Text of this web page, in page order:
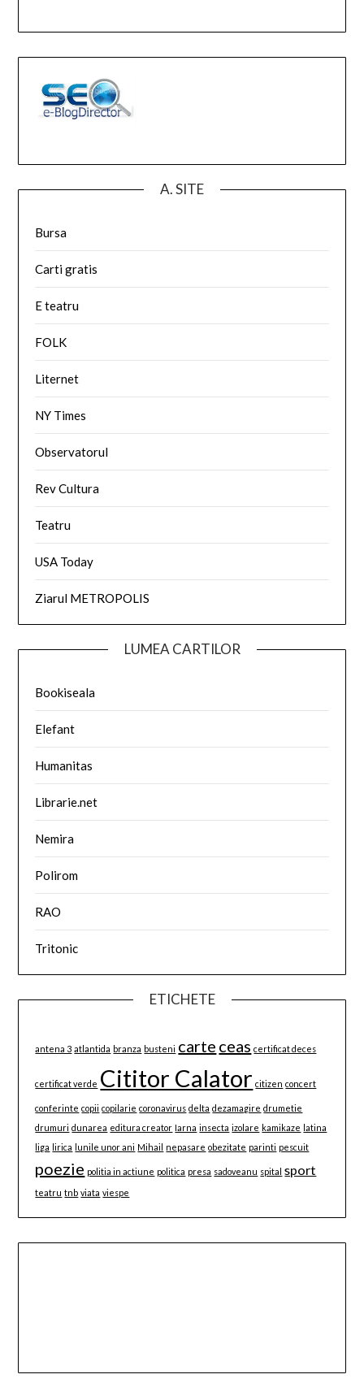
A. SITE
Bursa
Carti gratis
E teatru
FOLK
Liternet
NY Times
Observatorul
Rev Cultura
Teatru
USA Today
Ziarul METROPOLIS
LUMEA CARTILOR
Bookiseala
Elefant
Humanitas
Librarie.net
Nemira
Polirom
RAO
Tritonic
ETICHETE
antena 3 atlantida branza busteni carte ceas certificat deces
certificat verde Cititor Calator citizen concert
conferinte copii copilarie coronavirus delta dezamagire drumetie
drumuri dunarea editura creator Iarna insecta izolare kamikaze latina
liga lirica lunile unor ani Mihail nepasare obezitate parinti pescuit
poezie politia in actiune politica presa sadoveanu spital sport
teatru tnb viata viespe